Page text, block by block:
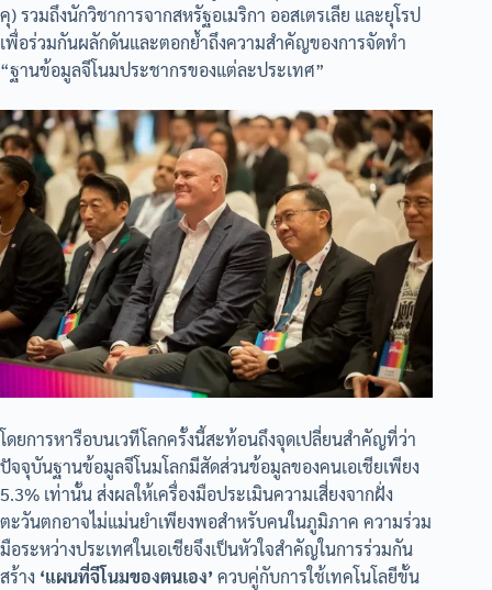
คุ) รวมถึงนักวิชาการจากสหรัฐอเมริกา ออสเตรเลีย และยุโรป
เพื่อร่วมกันผลักดันและตอกย้ำถึงความสำคัญของการจัดทำ
“ฐานข้อมูลจีโนมประชากรของแต่ละประเทศ”
โดยการหารือบนเวทีโลกครั้งนี้สะท้อนถึงจุดเปลี่ยนสำคัญที่ว่า
ปัจจุบันฐานข้อมูลจีโนมโลกมีสัดส่วนข้อมูลของคนเอเชียเพียง
5.3% เท่านั้น ส่งผลให้เครื่องมือประเมินความเสี่ยงจากฝั่ง
ตะวันตกอาจไม่แม่นยำเพียงพอสำหรับคนในภูมิภาค ความร่วม
มือระหว่างประเทศในเอเชียจึงเป็นหัวใจสำคัญในการร่วมกัน
สร้าง ‘แผนที่จีโนมของตนเอง’ ควบคู่กับการใช้เทคโนโลยีขั้น